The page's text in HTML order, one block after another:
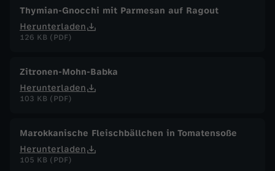
Thymian-Gnocchi mit Parmesan auf Ragout
Herunterladen
126 KB (PDF)
Zitronen-Mohn-Babka
Herunterladen
103 KB (PDF)
Marokkanische Fleischbällchen in Tomatensoße
Herunterladen
105 KB (PDF)